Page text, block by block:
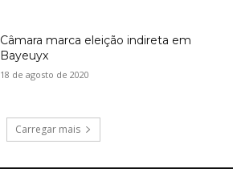
Câmara marca eleição indireta em
Bayeuyx
18 de agosto de 2020
Carregar mais